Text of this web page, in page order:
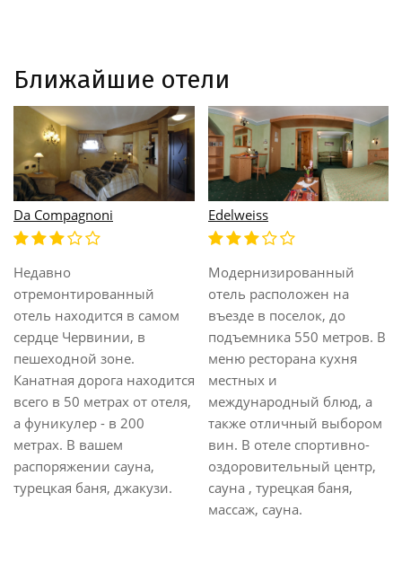
Ближайшие отели
Da Compagnoni
Недавно
отремонтированный
отель находится в самом
сердце Червинии, в
пешеходной зоне.
Канатная дорога находится
всего в 50 метрах от отеля,
а фуникулер - в 200
метрах. В вашем
распоряжении сауна,
турецкая баня, джакузи.
Edelweiss
Модернизированный
отель расположен на
въезде в поселок, до
подъемника 550 метров. В
меню ресторана кухня
местных и
международный блюд, а
также отличный выбором
вин. В отеле спортивно-
оздоровительный центр,
сауна , турецкая баня,
массаж, сауна.